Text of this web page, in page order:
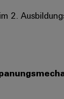
2.